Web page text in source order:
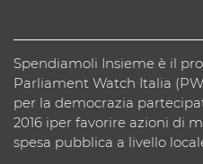
Spendiamoli Insieme è il
Parliament Watch Italia
per la democrazia
2016 iper favorire azioni di
spesa pubblica a livello